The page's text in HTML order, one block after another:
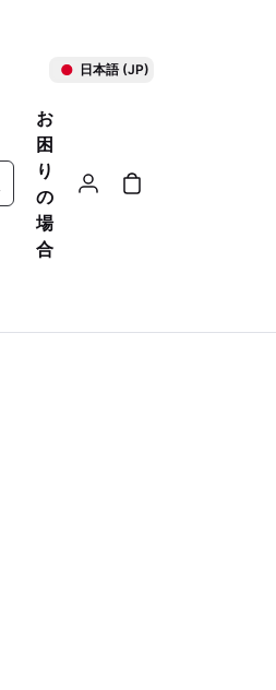
日本語 (JP)
お
困
り
の
場
合